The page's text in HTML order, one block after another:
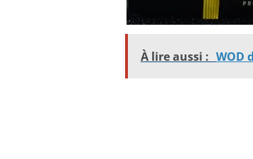
À lire aussi : WOD